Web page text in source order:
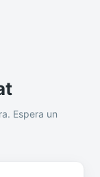
Espera un